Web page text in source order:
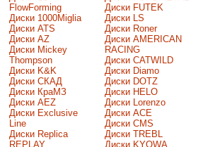
FlowForming
Диски 1000Miglia
Диски ATS
Диски AZ
Диски Mickey
Thompson
Диски K&K
Диски СКАД
Диски КраМЗ
Диски AEZ
Диски Exclusive
Line
Диски Replica
REPLAY
Диски FUTEK
Диски LS
Диски Roner
Диски AMERICAN
RACING
Диски CATWILD
Диски Diamo
Диски DOTZ
Диски HELO
Диски Lorenzo
Диски ACE
Диски CMS
Диски TREBL
Диски KYOWA